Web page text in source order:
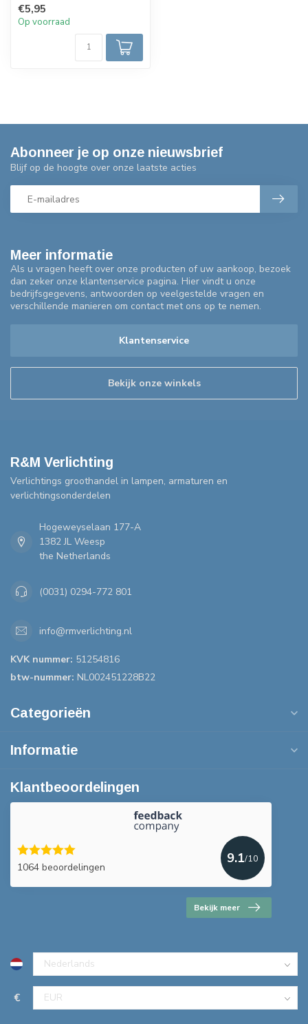
€5,95
Op voorraad
Meer informatie
Als u vragen heeft over onze producten of uw aankoop, bezoek
dan zeker onze klantenservice pagina. Hier vindt u onze
bedrijfsgegevens, antwoorden op veelgestelde vragen en
verschillende manieren om contact met ons op te nemen.
Klantenservice
Bekijk onze winkels
Abonneer je op onze nieuwsbrief
Blijf op de hoogte over onze laatste acties
R&M Verlichting
Verlichtings groothandel in lampen, armaturen en
verlichtingsonderdelen
Hogeweyselaan 177-A
1382 JL Weesp
the Netherlands
(0031) 0294-772 801
info@rmverlichting.nl
KVK nummer: 51254816
btw-nummer: NL002451228B22
Categorieën
Informatie
Klantbeoordelingen
1064 beoordelingen
9.1/10
Bekijk meer
€